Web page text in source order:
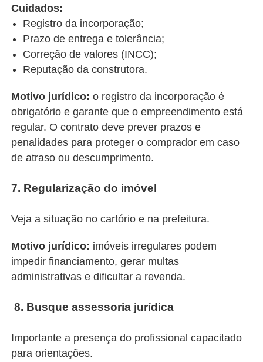
Cuidados:
Registro da incorporação;
Prazo de entrega e tolerância;
Correção de valores (INCC);
Reputação da construtora.
Motivo jurídico: o registro da incorporação é
obrigatório e garante que o empreendimento está
regular. O contrato deve prever prazos e
penalidades para proteger o comprador em caso
de atraso ou descumprimento.
7. Regularização do imóvel
Veja a situação no cartório e na prefeitura.
Motivo jurídico: imóveis irregulares podem
impedir financiamento, gerar multas
administrativas e dificultar a revenda.
8. Busque assessoria jurídica
Importante a presença do profissional capacitado
para orientações.